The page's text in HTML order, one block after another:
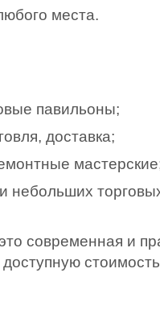
места.
павильоны;
доставка;
и